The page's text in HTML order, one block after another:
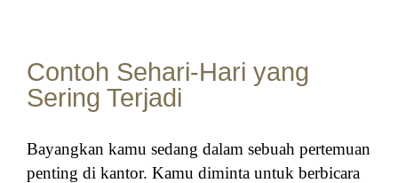
Contoh Sehari-Hari yang
Sering Terjadi
Bayangkan kamu sedang dalam sebuah pertemuan
penting di kantor. Kamu diminta untuk berbicara